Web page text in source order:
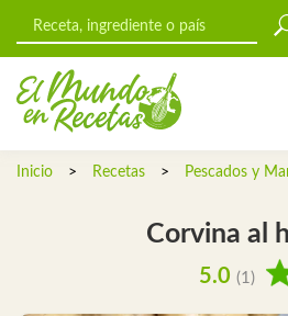
Inicio > Recetas > Pescados y
Corvina al
5.0 (1)